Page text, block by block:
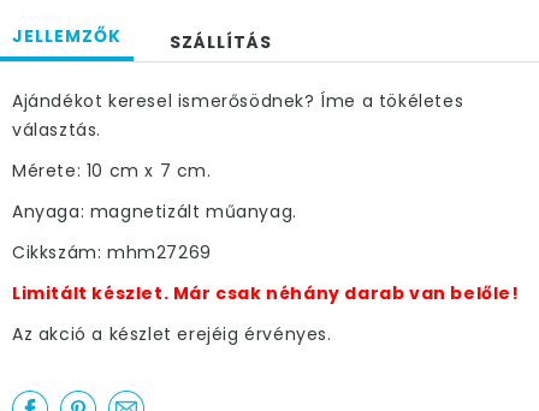
JELLEMZŐK SZÁLLÍTÁS
Ajándékot keresel ismerősödnek? Íme a tökéletes
választás.
Mérete: 10 cm x 7 cm.
Anyaga: magnetizált műanyag.
Cikkszám: mhm27269
Limitált készlet. Már csak néhány darab van belőle!
Az akció a készlet erejéig érvényes.